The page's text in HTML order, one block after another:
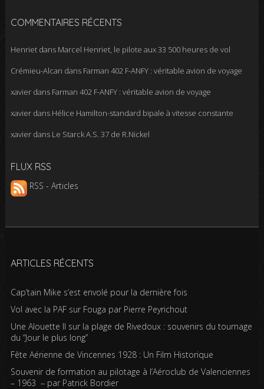
COMMENTAIRES RÉCENTS
Henrietdans Marcel Henriet, le pilote aux 33 500 heures de vol
Crémieu-Alcan dans Farman 402 F-ANFY : véritable avion de voyage
xavierdans Farman 402 F-ANFY : véritable avion de voyage
xavierdans Hélice Hamilton-standard bipale à vitesse constante
xavierdans Le Starck A.S. 37 de R.Nickel
FLUX RSS
RSS - Articles
ARTICLES RÉCENTS
Cap’tain Mike s’est envolé pour la dernière fois
Vol avec la PAF sur Fouga par Pierre Peyrichout
Une Alouette II sur la plage de Rivedoux : souvenirs du tournage
du “Jour le plus long”
Fête Aérienne de Vincennes 1928 : Un Film Historique
Souvenir de formation au pilotage à l’Aéroclub de Valenciennes
– 1963 – par Patrick Bordier